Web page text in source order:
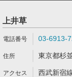
上井草
03-6913-
東京都杉
西武新宿